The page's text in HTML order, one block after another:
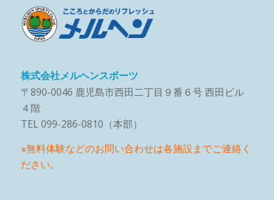
株式会社メルヘンスポーツ
〒890-0046 鹿児島市西田二丁目９番６号 西田ビル
４階
TEL 099-286-0810（本部）
※無料体験などのお問い合わせは各施設までご連絡く
ださい。